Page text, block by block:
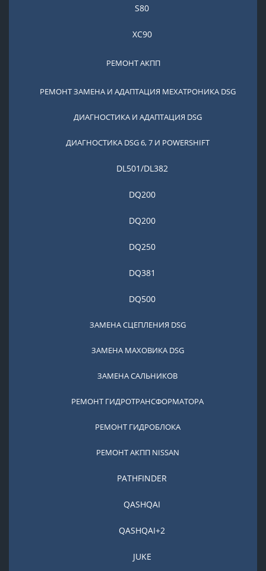
S80
XC90
РЕМОНТ АКПП
РЕМОНТ ЗАМЕНА И АДАПТАЦИЯ МЕХАТРОНИКА DSG
ДИАГНОСТИКА И АДАПТАЦИЯ DSG
ДИАГНОСТИКА DSG 6, 7 И POWERSHIFT
DL501/DL382
DQ200
DQ200
DQ250
DQ381
DQ500
ЗАМЕНА СЦЕПЛЕНИЯ DSG
ЗАМЕНА МАХОВИКА DSG
ЗАМЕНА САЛЬНИКОВ
РЕМОНТ ГИДРОТРАНСФОРМАТОРА
РЕМОНТ ГИДРОБЛОКА
РЕМОНТ АКПП NISSAN
PATHFINDER
QASHQAI
QASHQAI+2
JUKE